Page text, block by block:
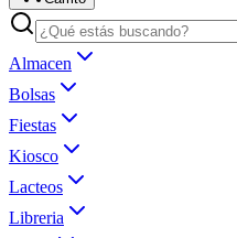
Almacen
Bolsas
Fiestas
Kiosco
Lacteos
Libreria